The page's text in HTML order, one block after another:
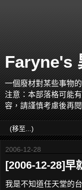
Faryne's
一個廢材對某些事物
注意：本部落格可能
容，請謹慎考慮後再
2006-12-28
[2006-12-28]早
我是不知道任天堂的